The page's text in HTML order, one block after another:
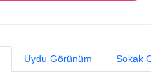
Uydu Görünüm Sokak